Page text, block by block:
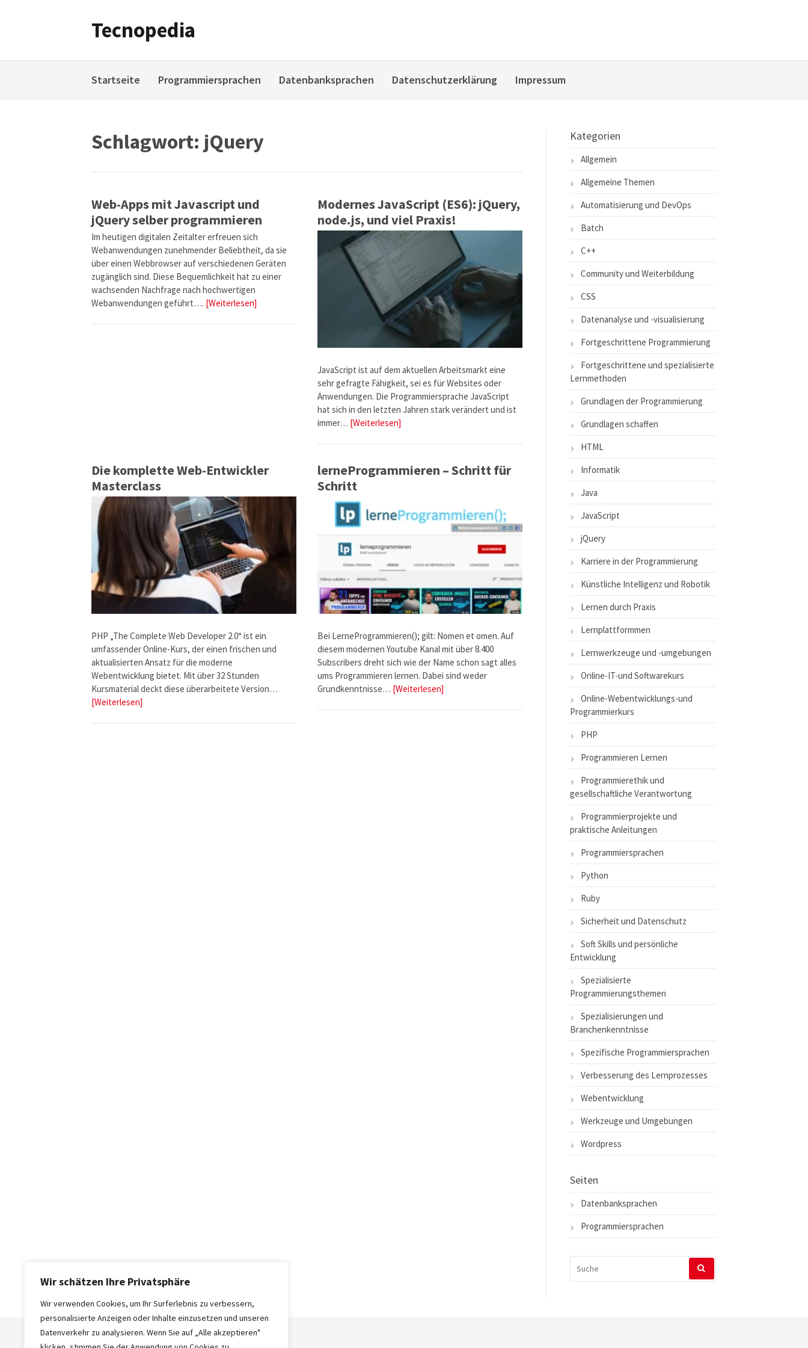
Wir schätzen Ihre Privatsphäre
Wir verwenden Cookies, um Ihr Surferlebnis zu verbessern,
personalisierte Anzeigen oder Inhalte einzusetzen und unseren
Datenverkehr zu analysieren. Wenn Sie auf „Alle akzeptieren"
Tecnopedia
Startseite Programmiersprachen Datenbanksprachen Datenschutzerklärung Impressum
Schlagwort: jQuery
Web-Apps mit Javascript und
jQuery selber programmieren
Im heutigen digitalen Zeitalter erfreuen sich
Webanwendungen zunehmender Beliebtheit, da sie
über einen Webbrowser auf verschiedenen Geräten
zugänglich sind. Diese Bequemlichkeit hat zu einer
wachsenden Nachfrage nach hochwertigen
Webanwendungen geführt…. [Weiterlesen]
Modernes JavaScript (ES6): jQuery,
node.js, und viel Praxis!
JavaScript ist auf dem aktuellen Arbeitsmarkt eine
sehr gefragte Fähigkeit, sei es für Websites oder
Anwendungen. Die Programmiersprache JavaScript
hat sich in den letzten Jahren stark verändert und ist
immer… [Weiterlesen]
Die komplette Web-Entwickler
Masterclass
PHP „The Complete Web Developer 2.0“ ist ein
umfassender Online-Kurs, der einen frischen und
aktualisierten Ansatz für die moderne
Webentwicklung bietet. Mit über 32 Stunden
Kursmaterial deckt diese überarbeitete Version…
[Weiterlesen]
lerneProgrammieren – Schritt für
Schritt
Bei LerneProgrammieren(); gilt: Nomen et omen. Auf
diesem modernen Youtube Kanal mit über 8.400
Subscribers dreht sich wie der Name schon sagt alles
ums Programmieren lernen. Dabei sind weder
Grundkenntnisse… [Weiterlesen]
Kategorien
Allgemein
Allgemeine Themen
Automatisierung und DevOps
Batch
C++
Community und Weiterbildung
CSS
Datenanalyse und -visualisierung
Fortgeschrittene Programmierung
Fortgeschrittene und spezialisierte
Lernmethoden
Grundlagen der Programmierung
Grundlagen schaffen
HTML
Informatik
Java
JavaScript
jQuery
Karriere in der Programmierung
Künstliche Intelligenz und Robotik
Lernen durch Praxis
Lernplattformmen
Lernwerkzeuge und -umgebungen
Online-IT-und Softwarekurs
Online-Webentwicklungs-und
Programmierkurs
PHP
Programmieren Lernen
Programmierethik und
gesellschaftliche Verantwortung
Programmierprojekte und
praktische Anleitungen
Programmiersprachen
Python
Ruby
Sicherheit und Datenschutz
Soft Skills und persönliche
Entwicklung
Spezialisierte
Programmierungsthemen
Spezialisierungen und
Branchenkenntnisse
Spezifische Programmiersprachen
Verbesserung des Lernprozesses
Webentwicklung
Werkzeuge und Umgebungen
Wordpress
Seiten
Datenbanksprachen
Programmiersprachen
NACH: